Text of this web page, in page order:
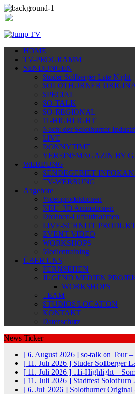
HOME
TV-PROGRAMM
SENDUNGEN
Studer Sollberger Late Night
SOLOTHURNER
SPECIAL
SO-TALK
SO-REGIONAL
11-HIGHLIGHT
Nacht der Solothurner
LIVE
DONNYTIME
VEREINSMAGAZIN BY
WERBUNG
SENDEGEBIET
TV-WERBUNG
Angebote
Videoproduktionen
NEU: 3D Animationen
Drohnen-Luftaufnahmen
LIVE-SCHNITT
EVENT VIDEO
WORKSHOPS
Medientraining
ÜBER UNS
FERNSEHEN
JUGEND MEDIEN
WORKSHOPS
TEAM
STUDIOS/LOCATION
KONTAKT
Datenschutz
News Ticker
[ 6. August 2026 ] so-talk on Tour –
[ 11. Juli 2026 ] Studer Sollberger
[ 11. Juli 2026 ] 11i-Highlight –
[ 11. Juli 2026 ] Stadtfest Solothurn
[ 6. Juli 2026 ] Solothurner Original